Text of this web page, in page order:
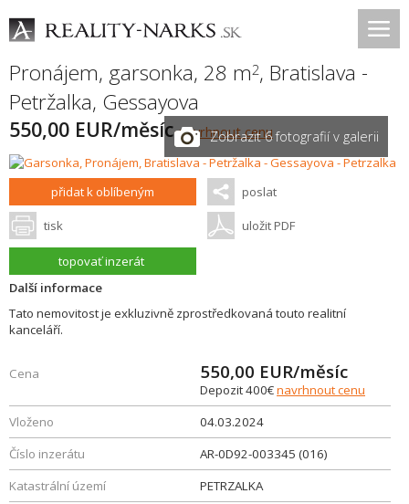
Pronájem, garsonka, 28 m2, Bratislava -
Petržalka, Gessayova
550,00 EUR/měsícnavrhnout cenu
Zobrazit 6 fotografií v galerii
přidat k oblíbeným poslat
tisk uložit PDF
topovať inzerát
Další informace
Tato nemovitost je exkluzivně zprostředkovaná touto realitní
kanceláří.
Cena 550,00 EUR/měsíc
Depozit 400€navrhnout cenu
Vloženo
04.03.2024
Číslo inzerátu
AR-0D92-003345 (016)
Katastrální území
PETRZALKA